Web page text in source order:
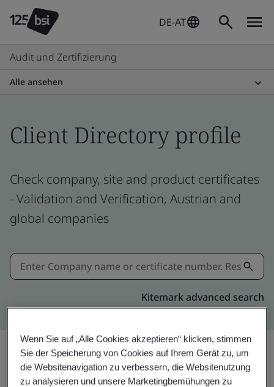
DE-AT
Audit und Zertifizierung
Alle ansehen
Client Directory profile
Check company, site and product certificates
- Validation and Verification, Austrian and
global companies
Kitemark advanced search
Teilen: Upgrade
Wenn Sie auf „Alle Cookies akzeptieren“ klicken, stimmen
Sie der Speicherung von Cookies auf Ihrem Gerät zu, um
die Websitenavigation zu verbessern, die Websitenutzung
zu analysieren und unsere Marketingbemühungen zu